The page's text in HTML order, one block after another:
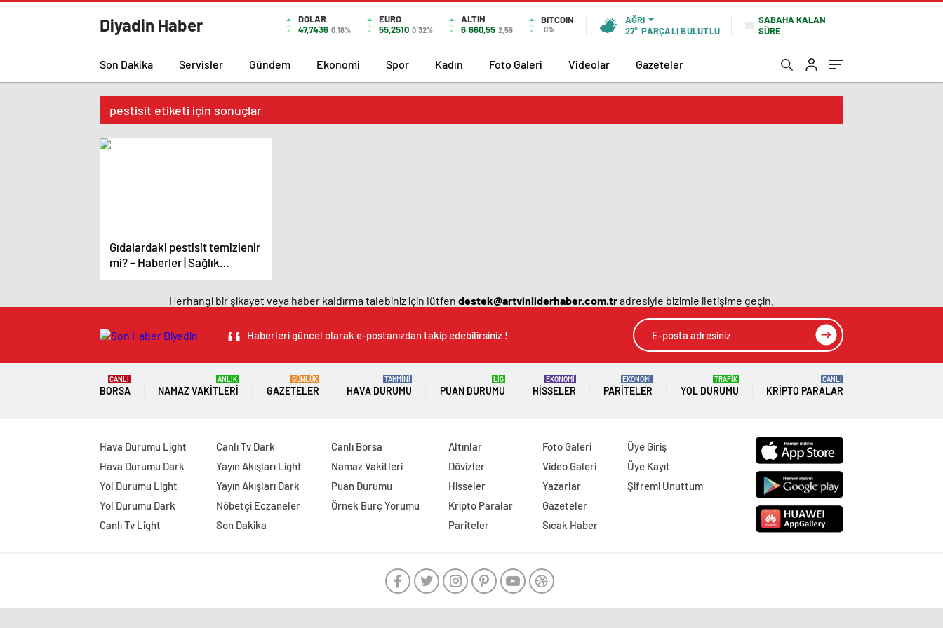
Diyadin Haber
DOLAR
47,7436 0.18%
EURO
55,2510 0.32%
ALTIN
6.660,55 2,59
BITCOIN
0%
AĞRI
27° PARÇALI BULUTLU
SABAHA KALAN
SÜRE
Son Dakika Servisler Gündem Ekonomi Spor Kadın Foto Galeri Videolar Gazeteler
pestisit etiketi için sonuçlar
Gıdalardaki pestisit temizlenir
mi? – Haberler | Sağlık
Haberleri
Herhangi bir şikayet veya haber kaldırma talebiniz için lütfen destek@artvinliderhaber.com.tradresiyle bizimle iletişime geçin.
Haberleri güncel olarak e-postanızdan takip edebilirsiniz !
BORSA
CANLI
NAMAZ VAKITLERI
ANLIK
GAZETELER
GÜNLÜK
HAVA DURUMU
TAHMİNİ
PUAN DURUMU
LİG
HISSELER
EKONOMİ
PARITELER
EKONOMİ
YOL DURUMU
TRAFİK
KRIPTO PARALAR
CANLI
Hava Durumu Light
Hava Durumu Dark
Yol Durumu Light
Yol Durumu Dark
Canlı Tv Light
Canlı Tv Dark
Yayın Akışları Light
Yayın Akışları Dark
Nöbetçi Eczaneler
Son Dakika
Canlı Borsa
Namaz Vakitleri
Puan Durumu
Örnek Burç Yorumu
Altınlar
Dövizler
Hisseler
Kripto Paralar
Pariteler
Foto Galeri
Video Galeri
Yazarlar
Gazeteler
Sıcak Haber
Üye Giriş
Üye Kayıt
Şifremi Unuttum